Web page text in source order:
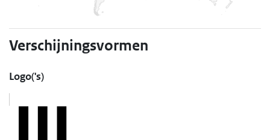
Verschijningsvormen
Logo('s)